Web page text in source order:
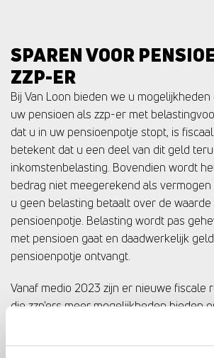
SPAREN VOOR
ZZP-ER
Bij Van Loon bieden we u
uw pensioen als zzp-er met
dat u in uw pensioenpotje stopt, is
betekent dat u een deel van dit geld
inkomstenbelasting. Bovendien wordt
bedrag niet meegerekend als
u geen belasting betaalt over de
pensioenpotje. Belasting wordt pas
met pensioen gaat en daadwerkelijk
pensioenpotje ontvangt.
Vanaf medio 2023 zijn er nieuwe fiscale
die zzp'ers meer mogelijkheden bieden
pensioen op te bouwen. Dit is goed